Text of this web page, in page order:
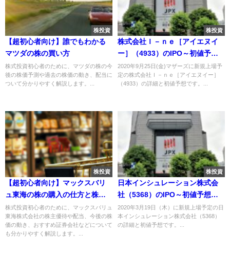
株投資
【超初心者向け】誰でもわかる
マツダの株の買い方
株式投資初心者のために、マツダの株の今
後の株価予測や過去の株価の動き、配当に
ついて分かりやすく解説します。...
株投資
株式会社Ｉ－ｎｅ［アイエヌイ
ー］（4933）のIPO～初値予想
と新規上場情報～
2020年9月25日(金)マザーズに新規上場予
定の株式会社Ｉ－ｎｅ［アイエヌイー］
（4933）の詳細と初値予想です。...
株投資
【超初心者向け】マックスバリ
ュ東海の株の購入の仕方と株主
優待について
株式投資初心者のために、マックスバリュ
東海株式会社の株主優待や配当、今後の株
価の動き、おすすめ証券会社などについて
も分かりやすく解説します。...
株投資
日本インシュレーション株式会
社（5368）のIPO～初値予想と
新規上場情報～
2020年3月19日（木）に新規上場予定の日
本インシュレーション株式会社（5368）
の詳細と初値予想です。...